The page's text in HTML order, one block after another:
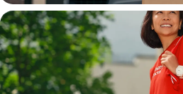
Водитель
грузовой машины